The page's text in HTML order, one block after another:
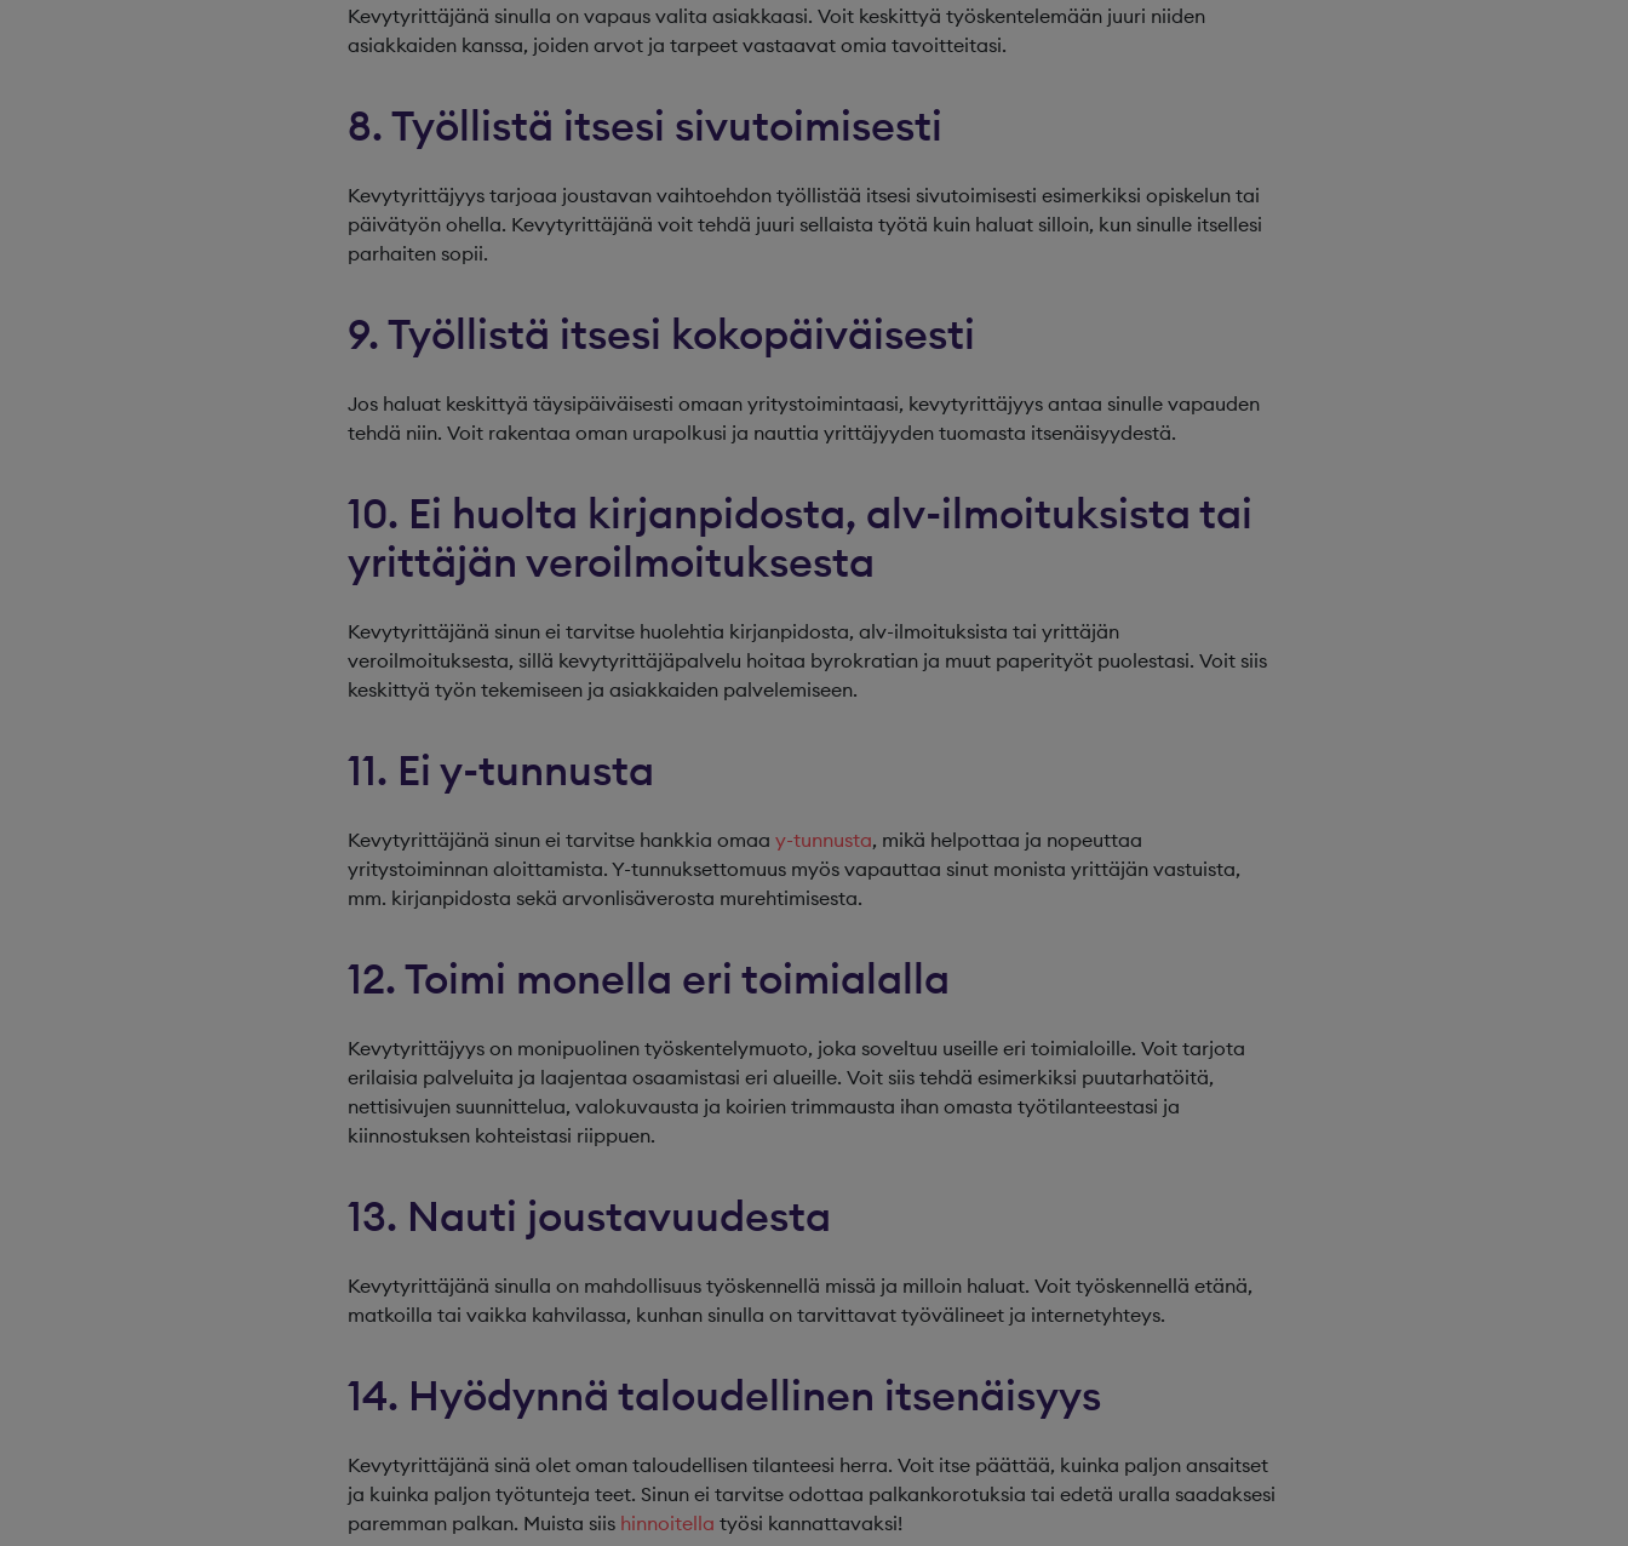
Kevytyrittäjänä sinulla on vapaus valita asiakkaasi. Voit keskittyä työskentelemään juuri niiden
asiakkaiden kanssa, joiden arvot ja tarpeet vastaavat omia tavoitteitasi.
8. Työllistä itsesi sivutoimisesti
Kevytyrittäjyys tarjoaa joustavan vaihtoehdon työllistää itsesi sivutoimisesti esimerkiksi opiskelun tai
päivätyön ohella. Kevytyrittäjänä voit tehdä juuri sellaista työtä kuin haluat silloin, kun sinulle itsellesi
parhaiten sopii.
9. Työllistä itsesi kokopäiväisesti
Jos haluat keskittyä täysipäiväisesti omaan yritystoimintaasi, kevytyrittäjyys antaa sinulle vapauden
tehdä niin. Voit rakentaa oman urapolkusi ja nauttia yrittäjyyden tuomasta itsenäisyydestä.
10. Ei huolta kirjanpidosta, alv-ilmoituksista tai
yrittäjän veroilmoituksesta
Kevytyrittäjänä sinun ei tarvitse huolehtia kirjanpidosta, alv-ilmoituksista tai yrittäjän
veroilmoituksesta, sillä kevytyrittäjäpalvelu hoitaa byrokratian ja muut paperityöt puolestasi. Voit siis
keskittyä työn tekemiseen ja asiakkaiden palvelemiseen.
11. Ei y-tunnusta
Kevytyrittäjänä sinun ei tarvitse hankkia omaa y-tunnusta, mikä helpottaa ja nopeuttaa
yritystoiminnan aloittamista. Y-tunnuksettomuus myös vapauttaa sinut monista yrittäjän vastuista,
mm. kirjanpidosta sekä arvonlisäverosta murehtimisesta.
12. Toimi monella eri toimialalla
Kevytyrittäjyys on monipuolinen työskentelymuoto, joka soveltuu useille eri toimialoille. Voit tarjota
erilaisia palveluita ja laajentaa osaamistasi eri alueille. Voit siis tehdä esimerkiksi puutarhatöitä,
nettisivujen suunnittelua, valokuvausta ja koirien trimmausta ihan omasta työtilanteestasi ja
kiinnostuksen kohteistasi riippuen.
13. Nauti joustavuudesta
Kevytyrittäjänä sinulla on mahdollisuus työskennellä missä ja milloin haluat. Voit työskennellä etänä,
matkoilla tai vaikka kahvilassa, kunhan sinulla on tarvittavat työvälineet ja internetyhteys.
14. Hyödynnä taloudellinen itsenäisyys
Kevytyrittäjänä sinä olet oman taloudellisen tilanteesi herra. Voit itse päättää, kuinka paljon ansaitset
ja kuinka paljon työtunteja teet. Sinun ei tarvitse odottaa palkankorotuksia tai edetä uralla saadaksesi
paremman palkan. Muista siis hinnoitella työsi kannattavaksi!